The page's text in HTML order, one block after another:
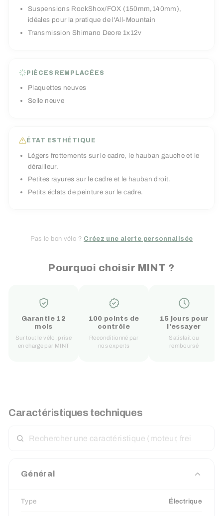
pas juste un vélo. C’est votre nouveau
partenaire de liberté.
Suspensions RockShox/FOX (150mm,140mm),
idéales pour la pratique de l'All-Mountain
Transmission Shimano Deore 1x12v
PIÈCES REMPLACÉES
Plaquettes neuves
Selle neuve
ÉTAT ESTHÉTIQUE
Légers frottements sur le cadre, le hauban gauche et le
dérailleur.
Petites rayures sur le cadre et le hauban droit.
Petits éclats de peinture sur le cadre.
Pas le bon vélo ? Créez une alerte personnalisée
Pourquoi choisir MINT ?
Garantie 12
mois
Sur tout le vélo, prise
en charge par MINT
100 points de
contrôle
Reconditionné par
nos experts
15 jours pour
l'essayer
Satisfait ou
remboursé
Caractéristiques techniques
UNE
Général
Type Électrique